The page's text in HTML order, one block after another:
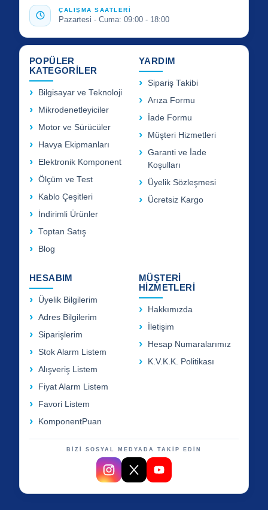
ÇALIŞMA SAATLERİ
Pazartesi - Cuma: 09:00 - 18:00
POPÜLER
KATEGORİLER
Bilgisayar ve Teknoloji
Mikrodenetleyiciler
Motor ve Sürücüler
Havya Ekipmanları
Elektronik Komponent
Ölçüm ve Test
Kablo Çeşitleri
İndirimli Ürünler
Toptan Satış
Blog
YARDIM
Sipariş Takibi
Arıza Formu
İade Formu
Müşteri Hizmetleri
Garanti ve İade
Koşulları
Üyelik Sözleşmesi
Ücretsiz Kargo
HESABIM
Üyelik Bilgilerim
Adres Bilgilerim
Siparişlerim
Stok Alarm Listem
Alışveriş Listem
Fiyat Alarm Listem
Favori Listem
KomponentPuan
MÜŞTERİ
HİZMETLERİ
Hakkımızda
İletişim
Hesap Numaralarımız
K.V.K.K. Politikası
BİZİ SOSYAL MEDYADA TAKİP EDİN